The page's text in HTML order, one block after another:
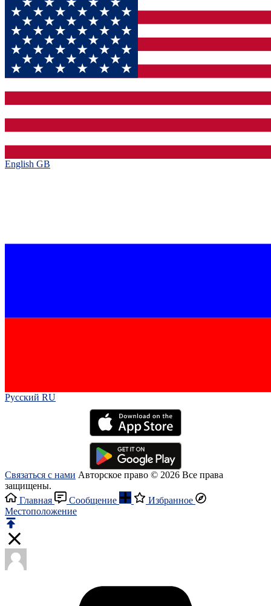
English GB‎
Русский RU‎
Связаться с нами Авторское право © 2026 Все права
защищены.
Главная
Сообщение
Избранное
Местоположение